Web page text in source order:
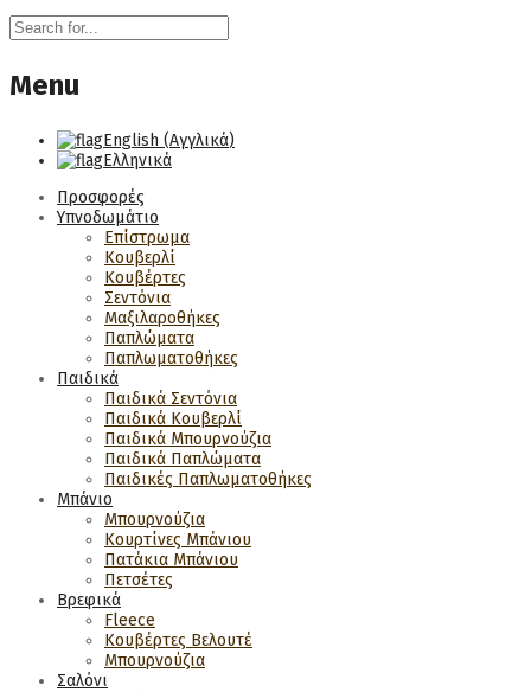
Menu
English (Αγγλικά)
Ελληνικά
Προσφορές
Υπνοδωμάτιο
Επίστρωμα
Κουβερλί
Κουβέρτες
Σεντόνια
Μαξιλαροθήκες
Παπλώματα
Παπλωματοθήκες
Παιδικά
Παιδικά Σεντόνια
Παιδικά Κουβερλί
Παιδικά Μπουρνούζια
Παιδικά Παπλώματα
Παιδικές Παπλωματοθήκες
Μπάνιο
Μπουρνούζια
Κουρτίνες Μπάνιου
Πατάκια Μπάνιου
Πετσέτες
Βρεφικά
Fleece
Κουβέρτες Βελουτέ
Μπουρνούζια
Σαλόνι